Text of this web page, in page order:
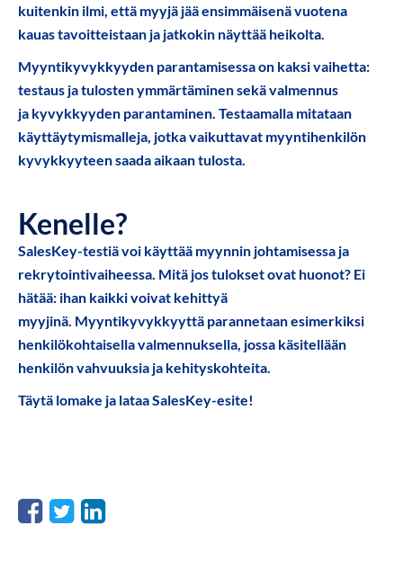
kuitenkin ilmi, että myyjä jää ensimmäisenä vuotena
kauas tavoitteistaan ja jatkokin näyttää heikolta.
Myyntikyvykkyyden parantamisessa on kaksi vaihetta:
testaus ja tulosten ymmärtäminen sekä valmennus
ja kyvykkyyden parantaminen. Testaamalla mitataan
käyttäytymismalleja, jotka vaikuttavat myyntihenkilön
kyvykkyyteen saada aikaan tulosta.
Kenelle?
SalesKey-testiä voi käyttää myynnin johtamisessa ja
rekrytointivaiheessa. Mitä jos tulokset ovat huonot? Ei
hätää: ihan kaikki voivat kehittyä
myyjinä. Myyntikyvykkyyttä parannetaan esimerkiksi
henkilökohtaisella valmennuksella, jossa käsitellään
henkilön vahvuuksia ja kehityskohteita.
Täytä lomake ja lataa SalesKey-esite!